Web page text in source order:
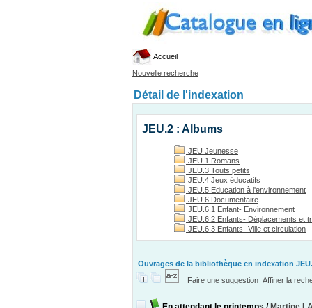
Accueil
Nouvelle recherche
Détail de l'indexation
JEU.2 : Albums
JEU Jeunesse
JEU.1 Romans
JEU.3 Touts petits
JEU.4 Jeux éducatifs
JEU.5 Education à l'environnement
JEU.6 Documentaire
JEU.6.1 Enfant- Environnement
JEU.6.2 Enfants- Déplacements et
JEU.6.3 Enfants- Ville et circulation
Ouvrages de la bibliothèque en indexation
Faire une suggestion Affiner la